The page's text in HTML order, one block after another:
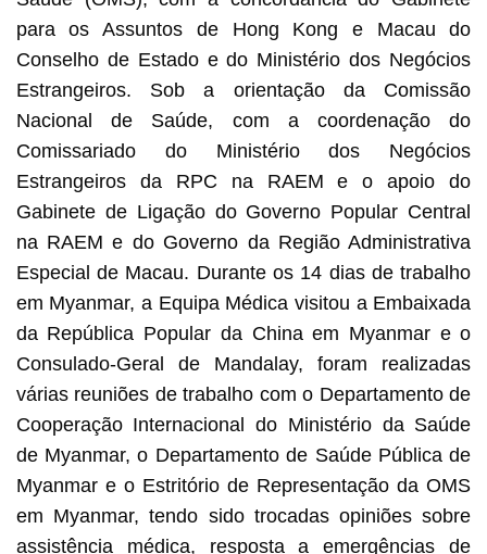
para os Assuntos de Hong Kong e Macau do
Conselho de Estado e do Ministério dos Negócios
Estrangeiros. Sob a orientação da Comissão
Nacional de Saúde, com a coordenação do
Comissariado do Ministério dos Negócios
Estrangeiros da RPC na RAEM e o apoio do
Gabinete de Ligação do Governo Popular Central
na RAEM e do Governo da Região Administrativa
Especial de Macau. Durante os 14 dias de trabalho
em Myanmar, a Equipa Médica visitou a Embaixada
da República Popular da China em Myanmar e o
Consulado-Geral de Mandalay, foram realizadas
várias reuniões de trabalho com o Departamento de
Cooperação Internacional do Ministério da Saúde
de Myanmar, o Departamento de Saúde Pública de
Myanmar e o Estritório de Representação da OMS
em Myanmar, tendo sido trocadas opiniões sobre
assistência médica, resposta a emergências de